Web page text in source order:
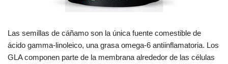
Las semillas de cáñamo son la única fuente comestible de
ácido gamma-linoleico, una grasa omega-6 antiinflamatoria. Los
GLA componen parte de la membrana alrededor de las células